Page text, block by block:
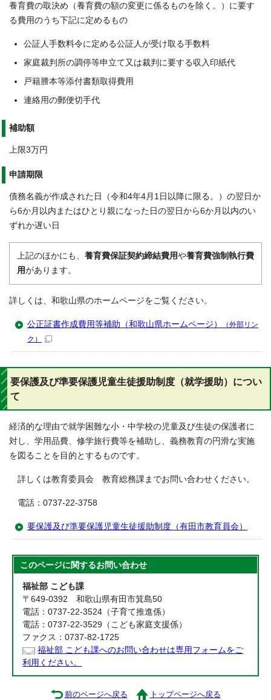
養育費の取決め（養育費の額の変更に係るものを除く。）に要す
る費用のうち下記に定めるもの
公証人手数料令に定める公証人が受け取る手数料
家庭裁判所の調停等申立て又は裁判に要する収入印紙代
戸籍謄本等添付書類取得費用
連絡用の郵便切手代
補助額
上限3万円
申請期限
債務名義が作成された日（令和4年4月1日以降に限る。）の翌日か
ら6か月以内またはひとり親になった日の翌日から6か月以内のい
ずれか遅い日
上記のほかにも、 養育費保証契約締結費用や養育費強制執行費
用があります。
詳しくは、和歌山県のホームページをご覧ください。
公正証書作成費用等補助（和歌山県ホームページ）
（外部リン
ク）
要保護及び準要保護児童生徒援助制度（就学援助）につい
て
経済的な理由で就学困難な小・中学校の児童及び生徒の保護者に
対し、学用品費、修学旅行費等を補助し、義務教育の円滑な実施
を図ることを目的とするものです。
詳しくは教育委員会 教育総務課までお問い合わせください。
電話：0737-22-3758
要保護及び準要保護児童生徒援助制度（有田市教育員会）
このページに関するお問い合わせ
福祉部 こども課
〒649-0392 和歌山県有田市箕島50
電話：0737-22-3524（子育て推進係）
電話：0737-22-3529（こども家庭支援係）
ファクス：0737-82-1725
福祉部 こども課へのお問い合わせは専用フォームをご
利用ください。
前のページへ戻る トップページへ戻る